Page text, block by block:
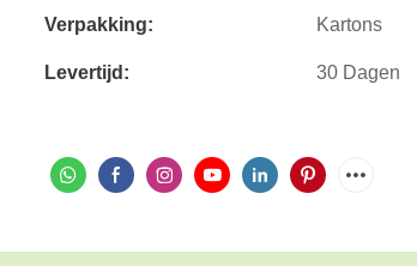
Verpakking: Kartons
Levertijd: 30 Dagen